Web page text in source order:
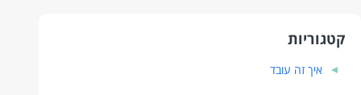
איך זה עובד